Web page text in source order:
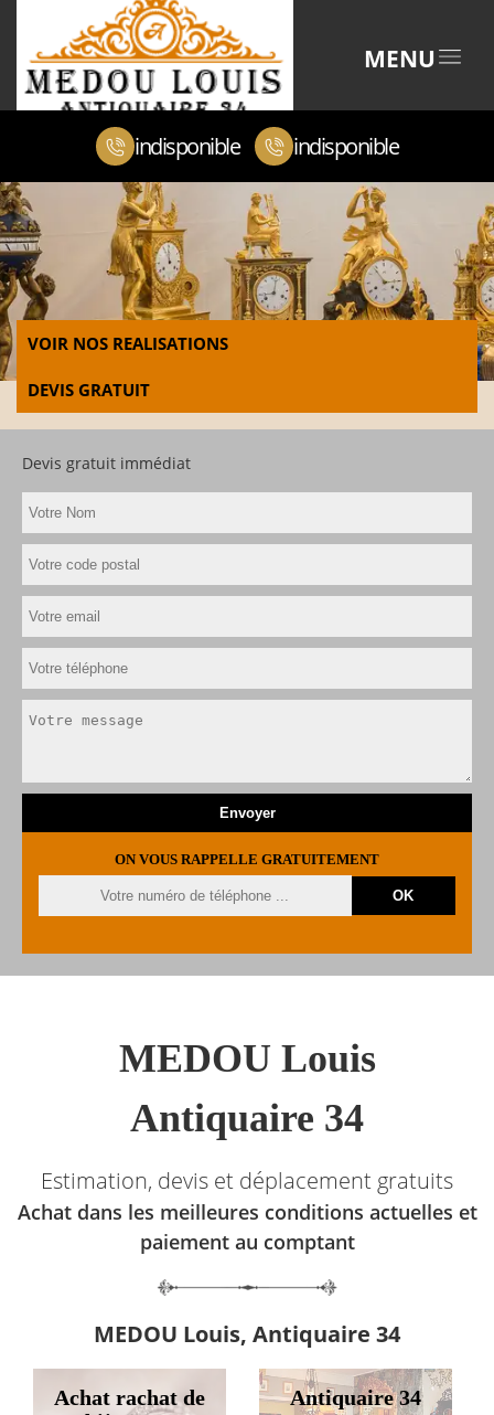
MENU
indisponible indisponible
VOIR NOS REALISATIONS
DEVIS GRATUIT
Devis gratuit immédiat
ON VOUS RAPPELLE GRATUITEMENT
MEDOU Louis
Antiquaire 34
Estimation, devis et déplacement gratuits
Achat dans les meilleures conditions actuelles et
paiement au comptant
MEDOU Louis, Antiquaire 34
Achat rachat de
Antiquaire 34